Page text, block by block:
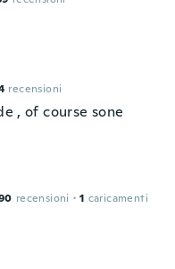
recensioni
, of course sone
recensioni · 1 caricamenti